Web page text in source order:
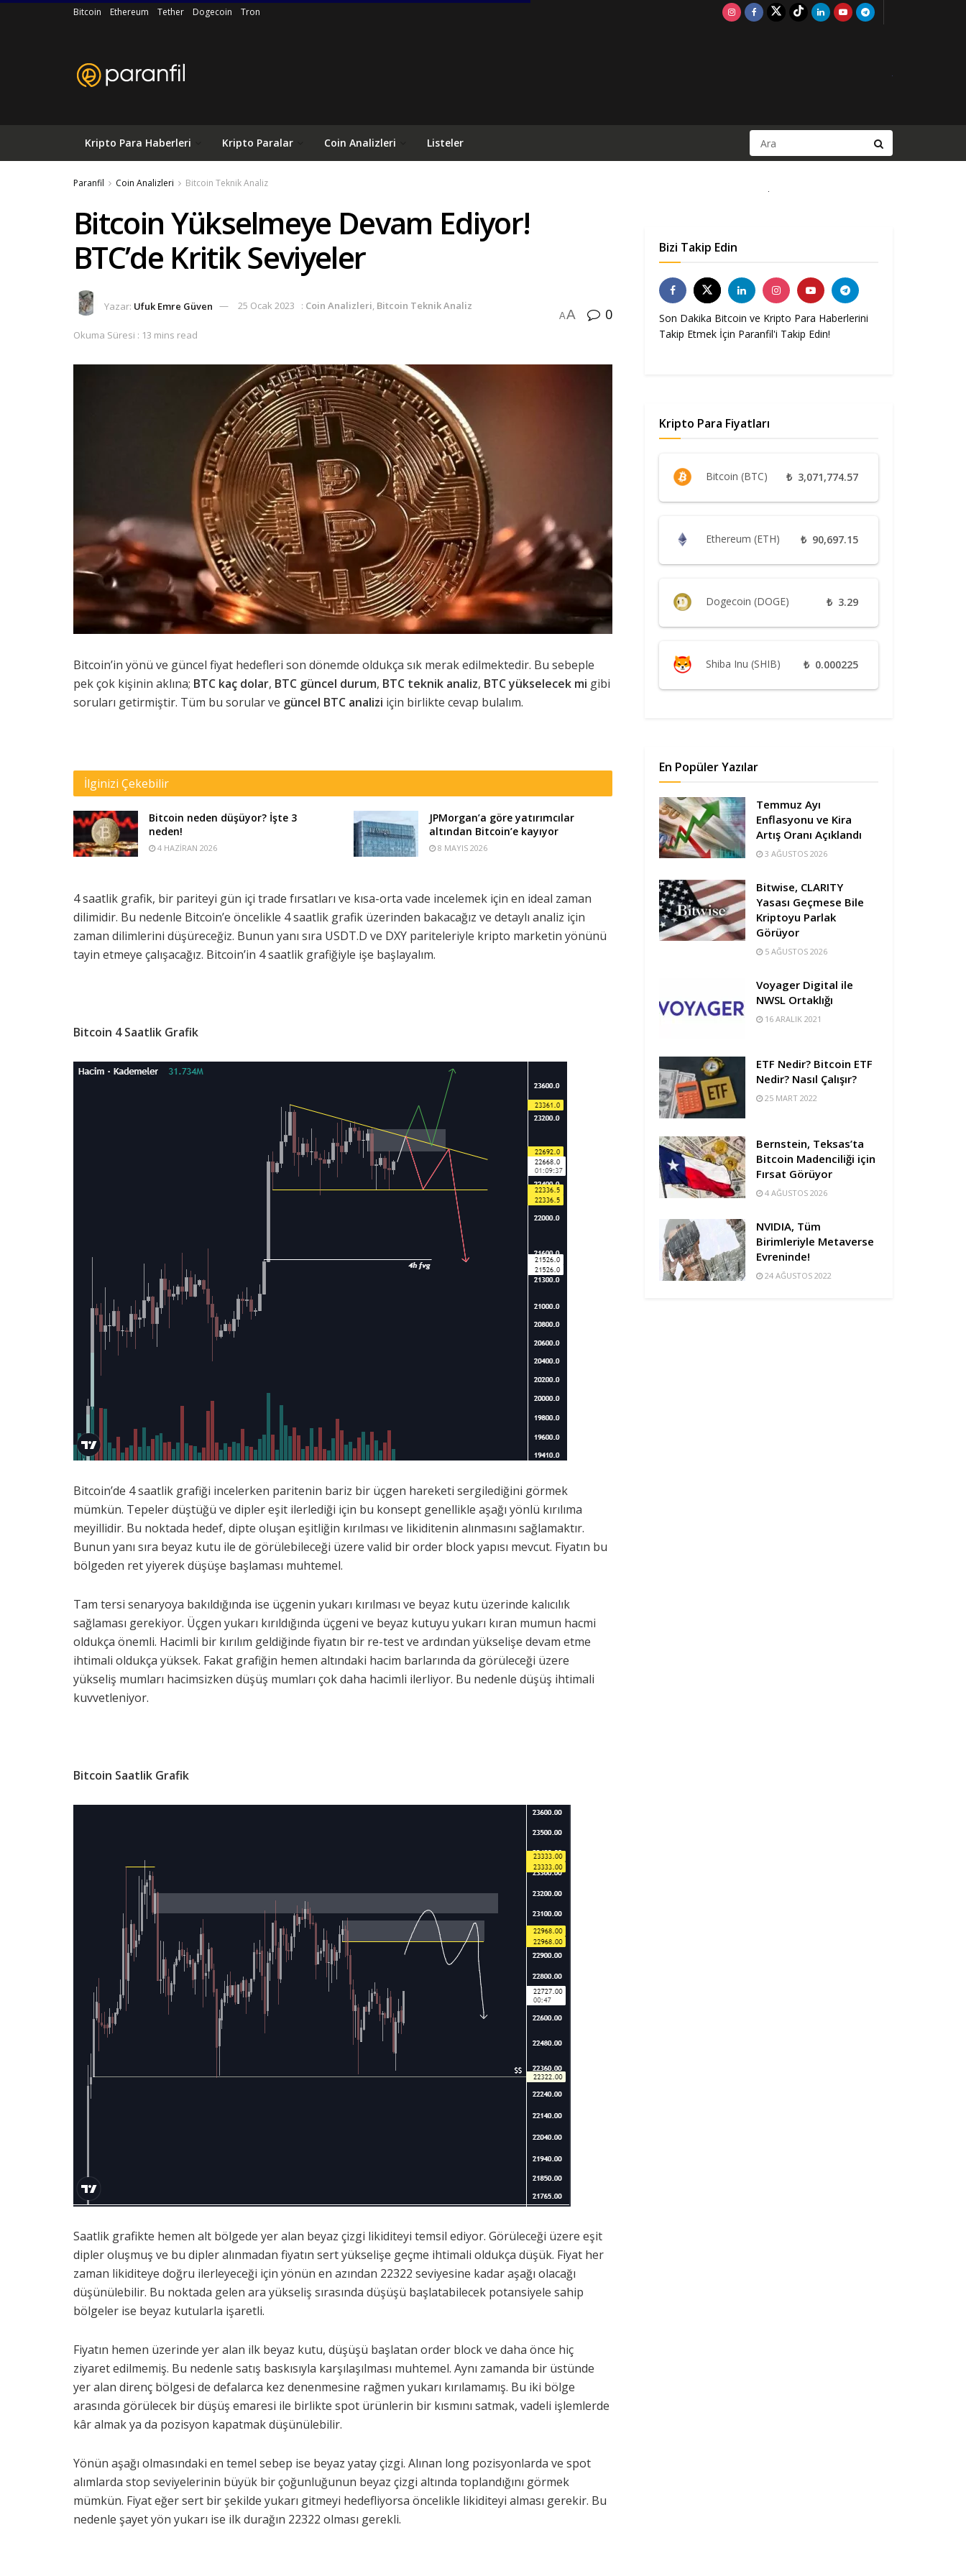
Bitcoin Ethereum Tether Dogecoin Tron
Kripto Para Haberleri Kripto Paralar Coin Analizleri Listeler
Paranfil Coin Analizleri Bitcoin Teknik Analiz
Bitcoin Yükselmeye Devam Ediyor!
BTC’de Kritik Seviyeler
Yazar: Ufuk Emre Güven 25 Ocak 2023 : Coin Analizleri, Bitcoin Teknik Analiz
Okuma Süresi : 13 mins read
AA 0
Bitcoin’in yönü ve güncel fiyat hedefleri son dönemde oldukça sık merak edilmektedir. Bu sebeple
pek çok kişinin aklına; BTC kaç dolar, BTC güncel durum, BTC teknik analiz, BTC yükselecek mi gibi
soruları getirmiştir. Tüm bu sorular ve güncel BTC analizi için birlikte cevap bulalım.
İlginizi Çekebilir
Bitcoin neden düşüyor? İşte 3
neden!
4 HAZIRAN 2026
JPMorgan’a göre yatırımcılar
altından Bitcoin’e kayıyor
8 MAYIS 2026
4 saatlik grafik, bir pariteyi gün içi trade fırsatları ve kısa-orta vade incelemek için en ideal zaman
dilimidir. Bu nedenle Bitcoin’e öncelikle 4 saatlik grafik üzerinden bakacağız ve detaylı analiz için
zaman dilimlerini düşüreceğiz. Bunun yanı sıra USDT.D ve DXY pariteleriyle kripto marketin yönünü
tayin etmeye çalışacağız. Bitcoin’in 4 saatlik grafiğiyle işe başlayalım.
Bitcoin 4 Saatlik Grafik
Bitcoin’de 4 saatlik grafiği incelerken paritenin bariz bir üçgen hareketi sergilediğini görmek
mümkün. Tepeler düştüğü ve dipler eşit ilerlediği için bu konsept genellikle aşağı yönlü kırılıma
meyillidir. Bu noktada hedef, dipte oluşan eşitliğin kırılması ve likiditenin alınmasını sağlamaktır.
Bunun yanı sıra beyaz kutu ile de görülebileceği üzere valid bir order block yapısı mevcut. Fiyatın bu
bölgeden ret yiyerek düşüşe başlaması muhtemel.
Tam tersi senaryoya bakıldığında ise üçgenin yukarı kırılması ve beyaz kutu üzerinde kalıcılık
sağlaması gerekiyor. Üçgen yukarı kırıldığında üçgeni ve beyaz kutuyu yukarı kıran mumun hacmi
oldukça önemli. Hacimli bir kırılım geldiğinde fiyatın bir re-test ve ardından yükselişe devam etme
ihtimali oldukça yüksek. Fakat grafiğin hemen altındaki hacim barlarında da görüleceği üzere
yükseliş mumları hacimsizken düşüş mumları çok daha hacimli ilerliyor. Bu nedenle düşüş ihtimali
kuvvetleniyor.
Bitcoin Saatlik Grafik
Saatlik grafikte hemen alt bölgede yer alan beyaz çizgi likiditeyi temsil ediyor. Görüleceği üzere eşit
dipler oluşmuş ve bu dipler alınmadan fiyatın sert yükselişe geçme ihtimali oldukça düşük. Fiyat her
zaman likiditeye doğru ilerleyeceği için yönün en azından 22322 seviyesine kadar aşağı olacağı
düşünülebilir. Bu noktada gelen ara yükseliş sırasında düşüşü başlatabilecek potansiyele sahip
bölgeler ise beyaz kutularla işaretli.
Fiyatın hemen üzerinde yer alan ilk beyaz kutu, düşüşü başlatan order block ve daha önce hiç
ziyaret edilmemiş. Bu nedenle satış baskısıyla karşılaşılması muhtemel. Aynı zamanda bir üstünde
yer alan direnç bölgesi de defalarca kez denenmesine rağmen yukarı kırılamamış. Bu iki bölge
arasında görülecek bir düşüş emaresi ile birlikte spot ürünlerin bir kısmını satmak, vadeli işlemlerde
kâr almak ya da pozisyon kapatmak düşünülebilir.
Yönün aşağı olmasındaki en temel sebep ise beyaz yatay çizgi. Alınan long pozisyonlarda ve spot
alımlarda stop seviyelerinin büyük bir çoğunluğunun beyaz çizgi altında toplandığını görmek
mümkün. Fiyat eğer sert bir şekilde yukarı gitmeyi hedefliyorsa öncelikle likiditeyi alması gerekir. Bu
nedenle şayet yön yukarı ise ilk durağın 22322 olması gerekli.
Bizi Takip Edin
Son Dakika Bitcoin ve Kripto Para Haberlerini
Takip Etmek İçin Paranfil'i Takip Edin!
Kripto Para Fiyatları
Bitcoin (BTC) ₺ 3,071,774.57
Ethereum (ETH) ₺ 90,697.15
Dogecoin (DOGE) ₺ 3.29
Shiba Inu (SHIB) ₺ 0.000225
En Popüler Yazılar
Temmuz Ayı
Enflasyonu ve Kira
Artış Oranı Açıklandı
3 AĞUSTOS 2026
Bitwise, CLARITY
Yasası Geçmese Bile
Kriptoyu Parlak
Görüyor
5 AĞUSTOS 2026
Voyager Digital ile
NWSL Ortaklığı
16 ARALIK 2021
ETF Nedir? Bitcoin ETF
Nedir? Nasıl Çalışır?
25 MART 2022
Bernstein, Teksas’ta
Bitcoin Madenciliği için
Fırsat Görüyor
4 AĞUSTOS 2026
NVIDIA, Tüm
Birimleriyle Metaverse
Evreninde!
24 AĞUSTOS 2022